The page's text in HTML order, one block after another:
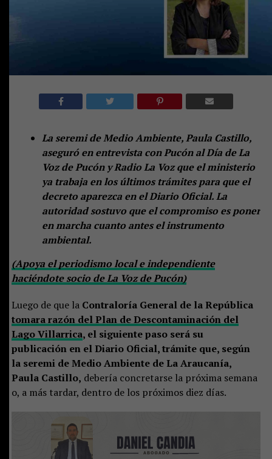
La seremi de Medio Ambiente, Paula Castillo,
aseguró en entrevista con Pucón al Día de La
Voz de Pucón y Radio La Voz que el ministerio
ya trabaja en los últimos trámites para que el
decreto aparezca en el Diario Oficial. La
autoridad sostuvo que el compromiso es poner
en marcha cuanto antes el instrumento
ambiental.
(Apoya el periodismo local e independiente
haciéndote socio de La Voz de Pucón)
Luego de que la Contraloría General de la República
tomara razón del Plan de Descontaminación del
Lago Villarrica, el siguiente paso será su
publicación en el Diario Oficial, trámite que, según
la seremi de Medio Ambiente de La Araucanía,
Paula Castillo, debería concretarse la próxima semana
o, a más tardar, dentro de los próximos diez días.